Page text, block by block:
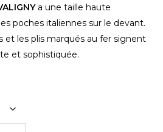
a une taille haute
poches italiennes sur le devant.
et les plis marqués au fer signent
et sophistiquée.